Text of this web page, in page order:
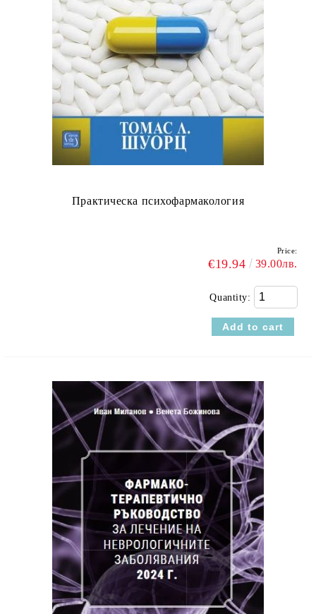
Практическа психофармакология
Price:
€19.94 39.00лв.
Quantity: